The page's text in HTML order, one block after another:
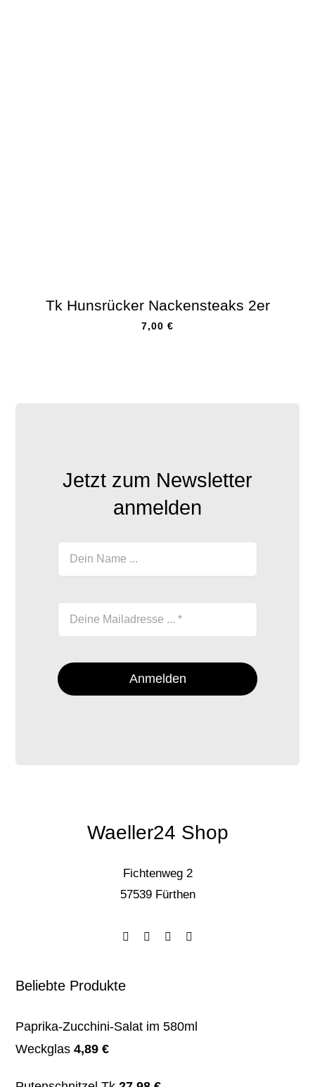
Tk Hunsrücker Nackensteaks 2er
7,00 €
Jetzt zum Newsletter
anmelden
Anmelden
Waeller24 Shop
Fichtenweg 2
57539 Fürthen
Beliebte Produkte
Paprika-Zucchini-Salat im 580ml
Weckglas 4,89€